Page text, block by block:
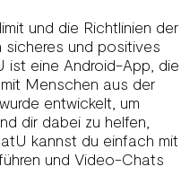
und die Richtlinien der
sicheres und positives
ist eine Android-App, die
Menschen aus der
entwickelt, um
dir dabei zu helfen,
kannst du einfach mit
und Video-Chats